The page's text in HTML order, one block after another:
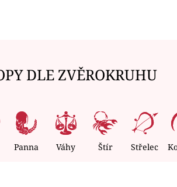
DLE ZVĚROKRUHU
Panna Váhy Štír Střelec